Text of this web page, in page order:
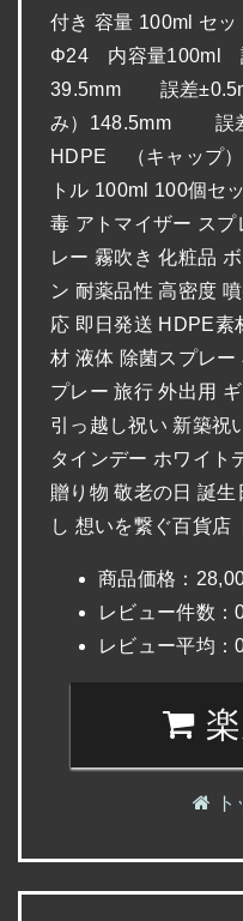
付き 容量 100ml セ
Φ24 内容量100ml
39.5mm 誤差
み）148.5mm 誤差
HDPE （キャップ）
トル 100ml 100個セ
毒 アトマイザー ス
レー 霧吹き 化粧品
ン 耐薬品性 高密度
応 即日発送 HDPE素
材 液体 除菌スプレー
プレー 旅行 外出用
引っ越し祝い 新築祝
タインデー ホワイト
贈り物 敬老の日 誕
し 想いを繋ぐ百貨店
商品価格：
レビュー件数：
レビュー平均：